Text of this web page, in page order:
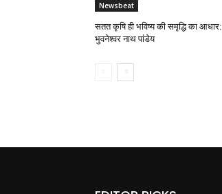
Newsbeat
सतत कृषि ही भविष्य की समृद्धि का आधार:
भुवनेश्वर नाथ पांडेय